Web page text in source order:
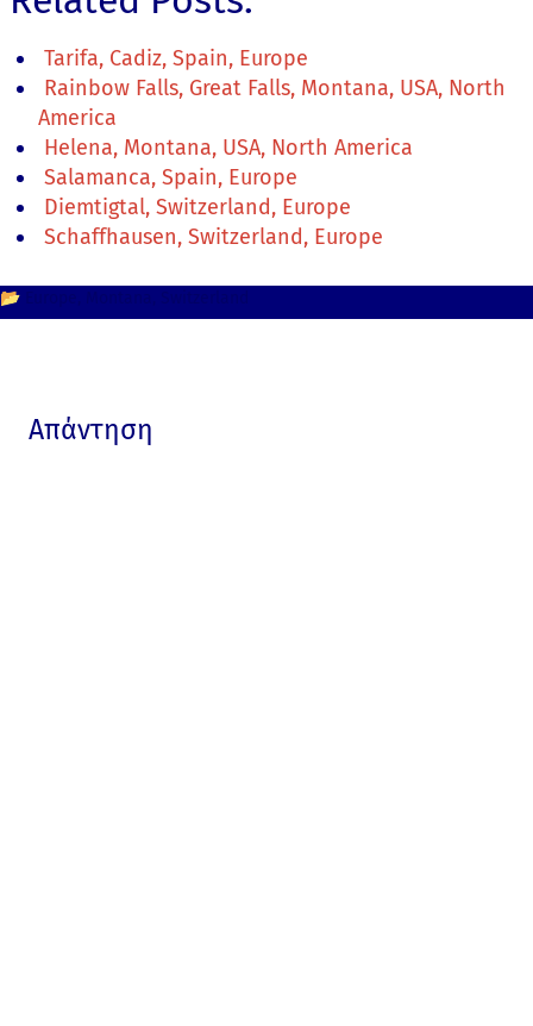
Tarifa, Cadiz, Spain, Europe
Rainbow Falls, Great Falls, Montana, USA, North
America
Helena, Montana, USA, North America
Salamanca, Spain, Europe
Diemtigtal, Switzerland, Europe
Schaffhausen, Switzerland, Europe
📂
Απάντηση